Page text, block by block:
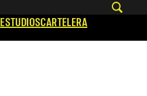
ESTUDIOSCARTELERA